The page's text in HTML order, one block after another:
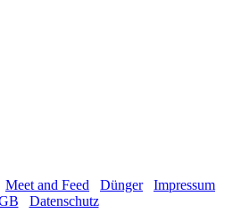
Meet and Feed Dünger
Impressum
Datenschutz